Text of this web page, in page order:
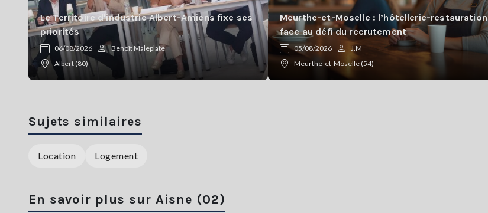
Le Territoire d'industrie Albert-Amiens fixe ses
priorités
06/08/2026
Benoît Maleplate
Albert (80)
Meurthe-et-Moselle : l’hôtellerie-restauration
face au défi du recrutement
05/08/2026
J.M
Meurthe-et-Moselle (54)
Sujets similaires
Location Logement
En savoir plus sur Aisne (02)